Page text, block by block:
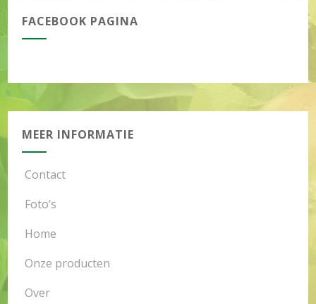
FACEBOOK PAGINA
MEER INFORMATIE
Contact
Foto’s
Home
Onze producten
Over